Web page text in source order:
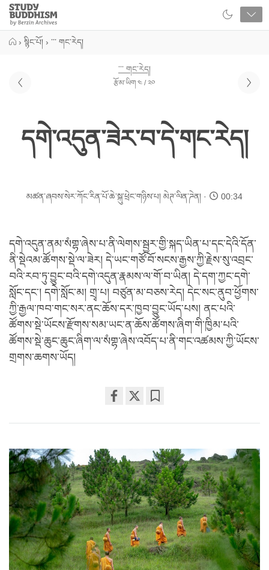
Close
Study
Buddhism
Home
› སྙིང་པོ། › ་་་ གང་རེད།
་་་ གང་རེད།
རྩོམ་ཡིག ༤ / ༢༠
དགེ་འདུན་ཟེར་བ་དེ་གང་རེད།
མཚན་ཞབས་སེར་ཀོང་རིན་པོ་ཆེ་སྐུ་ཕྲེང་གཉིས་པ། མེཊ་ལིན་ཌེན། 00:34
དགེ་འདུན་ནམ་སཾགྷ་ཞེས་པ་ནི་ལེགས་སྦྱར་གྱི་སྐད་ཡིན་པ་དང་དེའི་དོན་
ནི་སྡེའམ་ཚོགས་སྡེ་ལ་ཟེར། དེ་ཡང་གཙོ་བོ་སངས་རྒྱས་ཀྱི་རྗེས་སུ་འབྲང་
བའི་རབ་ཏུ་བྱུང་བའི་དགེ་འདུན་རྣམས་ལ་གོ་བ་ཡིན། དེ་དག་ཀྱང་དགེ་
སློང་དང་། དགེ་སློང་མ། གྲྭ་པ། བཙུན་མ་བཅས་རེད། དེང་སང་ནུབ་ཕྱོགས་
ཀྱི་རྒྱལ་ཁབ་གང་སར་ནང་ཆོས་དར་ཁྱབ་བྱུང་ཡོད་པས། ནང་པའི་
ཚོགས་སྡེ་ཡོངས་རྫོགས་སམ་ཡང་ན་ཆོས་ཚོགས་ཞིག་གི་ཁྱིམ་པའི་
ཚོགས་སྡེ་ཆུང་ཆུང་ཞིག་ལ་སཾགྷ་ཞེས་འབོད་པ་ནི་གང་འཚམས་ཀྱི་ཡོངས་
གྲགས་ཆགས་ཡོད།
on